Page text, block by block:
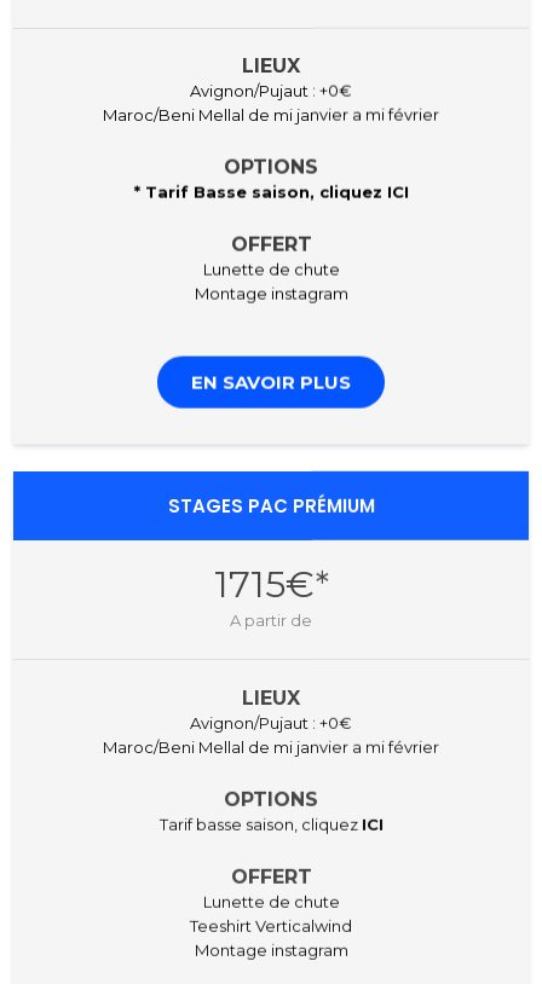
LIEUX
Avignon/Pujaut : +0€
Maroc/Beni Mellal de mi janvier a mi février
OPTIONS
* Tarif Basse saison, cliquez ICI
OFFERT
Lunette de chute
Montage instagram
EN SAVOIR PLUS
STAGES PAC PRÉMIUM
1715€*
A partir de
LIEUX
Avignon/Pujaut : +0€
Maroc/Beni Mellal de mi janvier a mi février
OPTIONS
Tarif basse saison, cliquez ICI
OFFERT
Lunette de chute
Teeshirt Verticalwind
Montage instagram